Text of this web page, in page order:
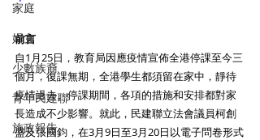
家庭
婦女
少數族裔
青年民建聯
施政報告
前言
自1月25日，教育局因應疫情宣佈全港停課至今三
個月，復課無期，全港學生都須留在家中，靜待
疫情過去。停課期間，各項的措施和安排都對家
長造成不少影響。就此，民建聯立法會議員柯創
盛及張國鈞，在3月9日至3月20日以電子問卷形式